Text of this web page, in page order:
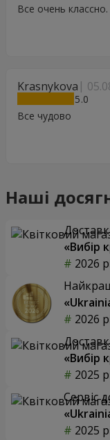
Все очень
Krasnykova
5
Все чудово
Наші
«Вибір
2026
2026
«Вибір
2025
Сервіс
2025